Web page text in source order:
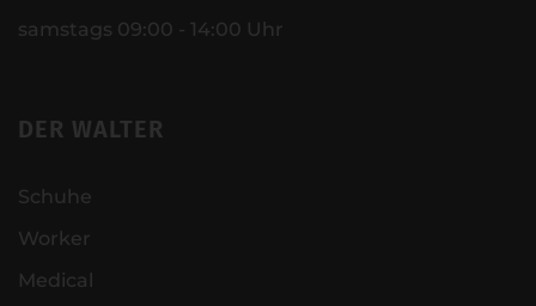
samstags 09:00 - 14:00 Uhr
DER WALTER
Schuhe
Worker
Medical